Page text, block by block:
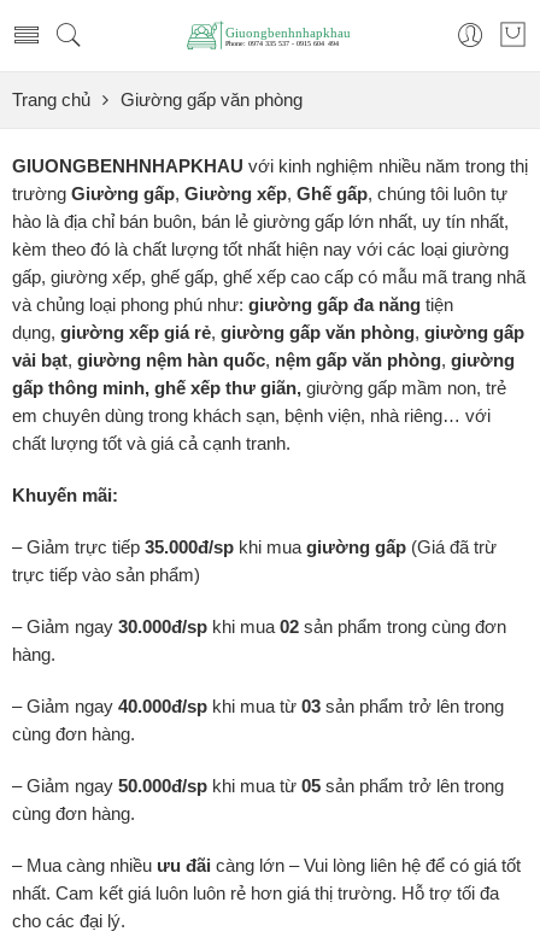
Trang chủ Giường gấp văn phòng
GIUONGBENHNHAPKHAU với kinh nghiệm nhiều năm trong thị
trường Giường gấp, Giường xếp, Ghế gấp, chúng tôi luôn tự
hào là địa chỉ bán buôn, bán lẻ giường gấp lớn nhất, uy tín nhất,
kèm theo đó là chất lượng tốt nhất hiện nay với các loại giường
gấp, giường xếp, ghế gấp, ghế xếp cao cấp có mẫu mã trang nhã
và chủng loại phong phú như: giường gấp đa năng tiện
dụng, giường xếp giá rẻ, giường gấp văn phòng, giường gấp
vải bạt, giường nệm hàn quốc, nệm gấp văn phòng, giường
gấp thông minh, ghế xếp thư giãn, giường gấp mầm non, trẻ
em chuyên dùng trong khách sạn, bệnh viện, nhà riêng… với
chất lượng tốt và giá cả cạnh tranh.
Khuyến mãi:
– Giảm trực tiếp 35.000đ/sp khi mua giường gấp (Giá đã trừ
trực tiếp vào sản phẩm)
– Giảm ngay 30.000đ/sp khi mua 02 sản phẩm trong cùng đơn
hàng.
– Giảm ngay 40.000đ/sp khi mua từ 03 sản phẩm trở lên trong
cùng đơn hàng.
– Giảm ngay 50.000đ/sp khi mua từ 05 sản phẩm trở lên trong
cùng đơn hàng.
– Mua càng nhiều ưu đãi càng lớn – Vui lòng liên hệ để có giá tốt
nhất. Cam kết giá luôn luôn rẻ hơn giá thị trường. Hỗ trợ tối đa
cho các đại lý.